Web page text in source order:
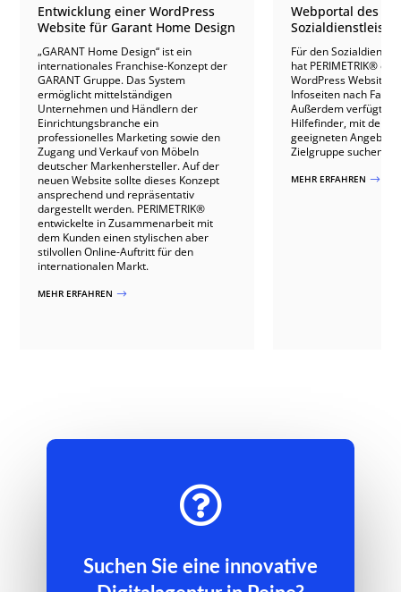
Entwicklung einer WordPress
Website für Garant Home Design
„GARANT Home Design“ ist ein
internationales Franchise-Konzept der
GARANT Gruppe. Das System
ermöglicht mittelständigen
Unternehmen und Händlern der
Einrichtungsbranche ein
professionelles Marketing sowie den
Zugang und Verkauf von Möbeln
deutscher Markenhersteller. Auf der
neuen Website sollte dieses Konzept
ansprechend und repräsentativ
dargestellt werden. PERIMETRIK®
entwickelte in Zusammenarbeit mit
dem Kunden einen stylischen aber
stilvollen Online-Auftritt für den
internationalen Markt.
MEHR ERFAHREN $
Webportal des
Für den
hat PERIMETRIK®
WordPress Website
Infoseiten nach
Außerdem verfügt
Hilfefinder, mit dem
geeigneten
Zielgruppe suchen
MEHR ERFAHREN $

Suchen Sie eine innovative